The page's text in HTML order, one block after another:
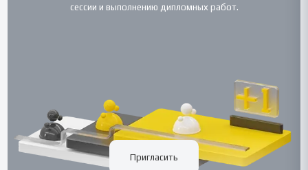
сессии и выполнению дипломных работ.
Пригласить